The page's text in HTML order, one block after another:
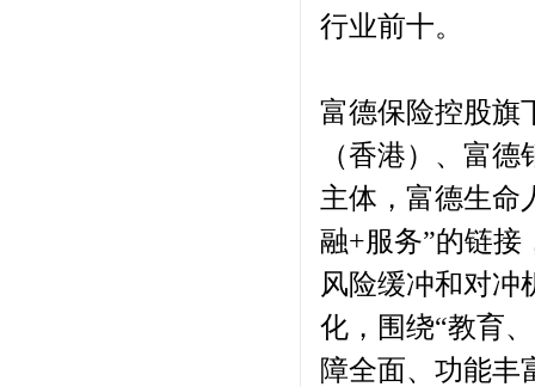
行业前十。
富德保险控股旗
（香港）、富
主体，富德生命
融+服务”的链接
风险缓冲和对冲
化，围绕“教育
障全面、功能丰